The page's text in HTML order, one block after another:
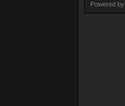
Powered by